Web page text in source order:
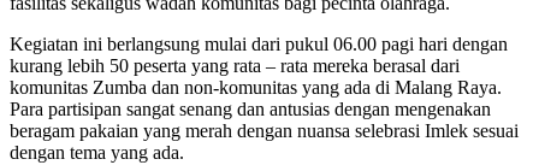
Kegiatan ini berlangsung mulai dari pukul 06.00 pagi hari dengan
kurang lebih 50 peserta yang rata – rata mereka berasal dari
komunitas Zumba dan non-komunitas yang ada di Malang Raya.
Para partisipan sangat senang dan antusias dengan mengenakan
beragam pakaian yang merah dengan nuansa selebrasi Imlek sesuai
dengan tema yang ada.